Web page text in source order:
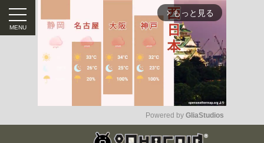
arrow_forward_ios もっと見る
Mute
Powered by GliaStudios